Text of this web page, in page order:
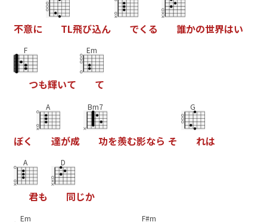
不意に TL飛ひ込ん てく る 誰かの世界はい
F
つも輝いて
Em
て
ほく
A
達か成
Bm7
功を羨む影なら そ
G
れは
A
君も
D
同しか
Em F#m